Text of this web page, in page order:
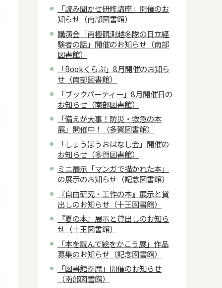
「読み聞かせ研修講座」開催のお
知らせ（南部図書館）
講演会「南極観測越冬隊の日立経
験者の話」開催のお知らせ（南部
図書館）
「Bookくらぶ」8月開催のお知ら
せ（南部図書館）
「ブックパーティー」8月開催日の
お知らせ（南部図書館）
「備えが大事！防災・救急の本
展」開催中！（多賀図書館）
「しょうぼうおはなし会」開催の
お知らせ（多賀図書館）
ミニ展示「マンガで描かれた本」
の展示のお知らせ（記念図書館）
『自由研究・工作の本』展示と貸
出しのお知らせ（十王図書館）
『夏の本』展示と貸出しのお知ら
せ（十王図書館）
「本を読んで絵をかこう展」作品
募集のお知らせ（記念図書館）
「図書館寄席」開催のお知らせ
（南部図書館）